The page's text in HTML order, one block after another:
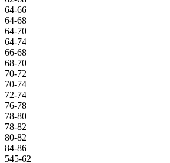
64-66
64-68
64-70
64-74
66-68
68-70
70-72
70-74
72-74
76-78
78-80
78-82
80-82
84-86
545-62